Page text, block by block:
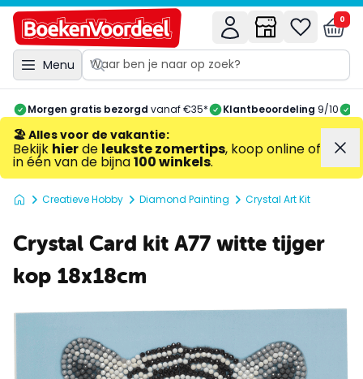
Menu
0
Morgen gratis bezorgd vanaf €35* Klantbeoordeling 9/10
🏖️ Alles voor de vakantie:
Bekijk hierde leukste zomertips, koop online of
in één van de bijna100 winkels.
Creatieve Hobby Diamond Painting Crystal Art Kit
Crystal Card kit A77 witte tijger
kop 18x18cm